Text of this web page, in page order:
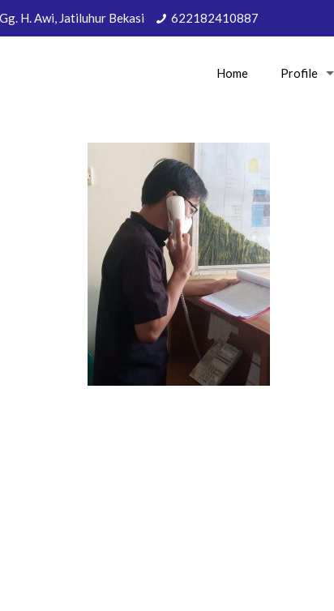
H. Awi, Jatiluhur Bekasi 622182410887
Home Profile